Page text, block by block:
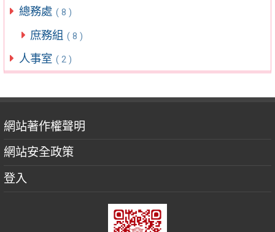
總務處 ( 8 )
庶務組 ( 8 )
人事室 ( 2 )
網站著作權聲明
網站安全政策
登入